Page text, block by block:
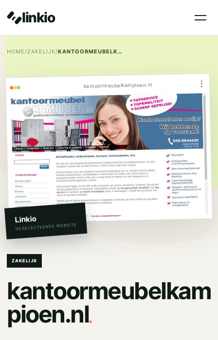
linkio
HOME/ZAKELIJK/ KANTOORMEUBELKAMPIOEN.NL
kantoormeubelkampioen.nl ⋮
Linkio
GESELECTEERDE WEBSITE
ZAKELIJK
kantoormeubelkam
pioen.nl.